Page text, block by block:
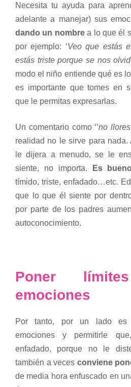
Necesita tu ayuda para
adelante a manejar) sus
dando un nombrea lo que él
por ejemplo: ‘Veo que estás
estás triste porque se nos
modo el niño entiende qué es
es importante que tomes en
que le permitas expresarlas.
Un comentario como ‘’no
realidad no le sirve para
le dijera a menudo, se le
siente, no importa.
Es
tímido, triste, enfadado…etc.
que lo que él siente por
por parte de los padres
autoconocimiento.
Poner
emociones
Por tanto, por un lado es
emociones y permitirle
enfadado, porque no le
también a veces conviene
de media hora enfuscado en